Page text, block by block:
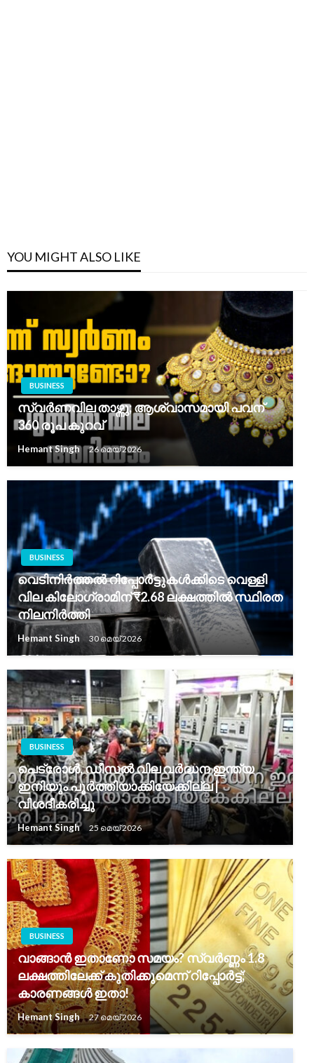
YOU MIGHT ALSO LIKE
BUSINESS
സ്വർണവില താഴ്ന്നു; ആശ്വാസമായി പവന്
360 രൂപ കുറവ്
Hemant Singh 26 മെയ്‌ 2026
BUSINESS
വെടിനിർത്തൽ റിപ്പോർട്ടുകൾക്കിടെ വെള്ളി
വില കിലോഗ്രാമിന് ₹2.68 ലക്ഷത്തിൽ സ്ഥിരത
നിലനിർത്തി
Hemant Singh 30 മെയ്‌ 2026
BUSINESS
പെട്രോൾ, ഡീസൽ വില വർദ്ധന ഇന്ത്യ
ഇനിയും പൂർത്തിയാക്കിയേക്കില്ല |
വിശദീകരിച്ചു
Hemant Singh 25 മെയ്‌ 2026
BUSINESS
വാങ്ങാൻ ഇതാണോ സമയം? സ്വർണ്ണം 1.8
ലക്ഷത്തിലേക്ക് കുതിക്കുമെന്ന് റിപ്പോർട്ട്;
കാരണങ്ങൾ ഇതാ!
Hemant Singh 27 മെയ്‌ 2026